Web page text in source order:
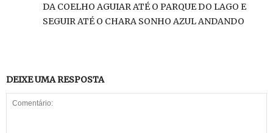
DA COELHO AGUIAR ATÉ O PARQUE DO LAGO E
SEGUIR ATÉ O CHARA SONHO AZUL ANDANDO
DEIXE UMA RESPOSTA